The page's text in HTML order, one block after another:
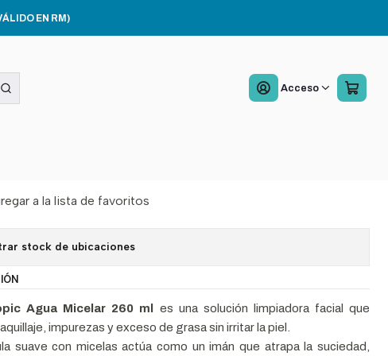
Acceso
EN RM)
Piel Sensible
Agua Micelar 260
Sensible
a la lista de favoritos
stock de ubicaciones
Agua Micelar 260 ml
es una solución limpiadora facial que
impurezas y exceso de grasa sin irritar la piel.
suave con micelas actúa como un imán que atrapa la suciedad,